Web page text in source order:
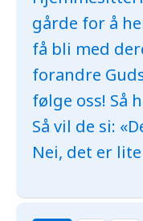
gårde for å
få bli med
forandre
følge oss! Så
Så vil de si:
Nei, det er